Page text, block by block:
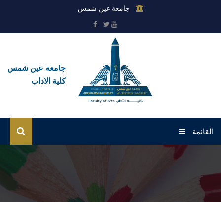
جامعة عين شمس
جامعة عين شمس
كلية الاداب
القائمة